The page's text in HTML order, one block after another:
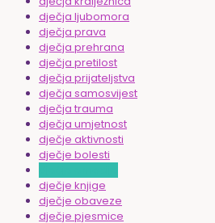
dječja ljubomora
dječja prava
dječja prehrana
dječja pretilost
dječja prijateljstva
dječja samosvijest
dječja trauma
dječja umjetnost
dječje aktivnosti
dječje bolesti
dječje knjige
dječje obaveze
dječje pjesmice